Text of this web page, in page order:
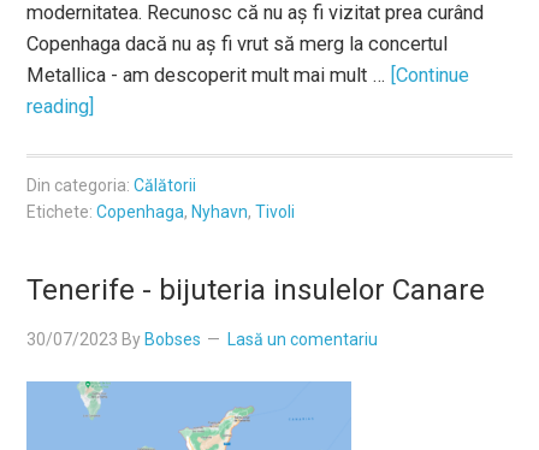
modernitatea. Recunosc că nu aș fi vizitat prea curând
Copenhaga dacă nu aș fi vrut să merg la concertul
Metallica - am descoperit mult mai mult … [Continue
reading]
Din categoria:Călătorii
Etichete:Copenhaga, Nyhavn,Tivoli
Tenerife - bijuteria insulelor Canare
30/07/2023 By Bobses Lasă un comentariu